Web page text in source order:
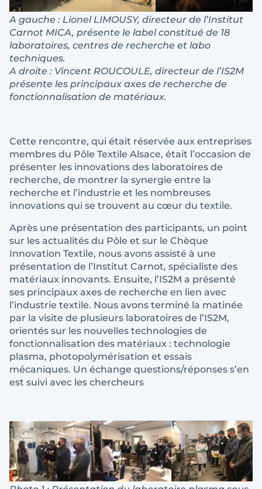
A gauche : Lionel LIMOUSY, directeur de l’Institut
Carnot MICA, présente le label constitué de 18
laboratoires, centres de recherche et labo
techniques.
A droite : Vincent ROUCOULE, directeur de l’IS2M
présente les principaux axes de recherche de
fonctionnalisation de matériaux.
Cette rencontre, qui était réservée aux entreprises
membres du Pôle Textile Alsace, était l’occasion de
présenter les innovations des laboratoires de
recherche, de montrer la synergie entre la
recherche et l’industrie et les nombreuses
innovations qui se trouvent au cœur du textile.
Après une présentation des participants, un point
sur les actualités du Pôle et sur le Chèque
Innovation Textile, nous avons assisté à une
présentation de l’Institut Carnot, spécialiste des
matériaux innovants. Ensuite, l’IS2M a présenté
ses principaux axes de recherche en lien avec
l’industrie textile. Nous avons terminé la matinée
par la visite de plusieurs laboratoires de l’IS2M,
orientés sur les nouvelles technologies de
fonctionnalisation des matériaux : technologie
plasma, photopolymérisation et essais
mécaniques. Un échange questions/réponses s’en
est suivi avec les chercheurs